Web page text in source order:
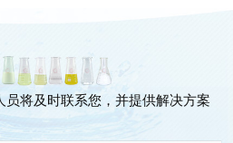
员将及时联系您，并提供解决方案